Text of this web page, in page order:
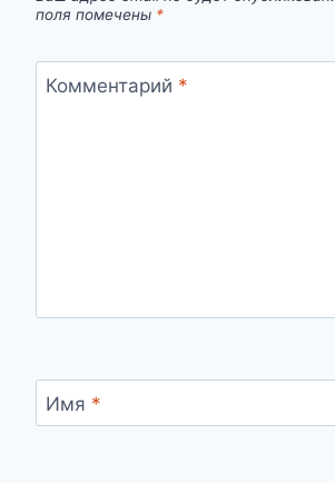
поля помечены *
Комментарий *
Имя *